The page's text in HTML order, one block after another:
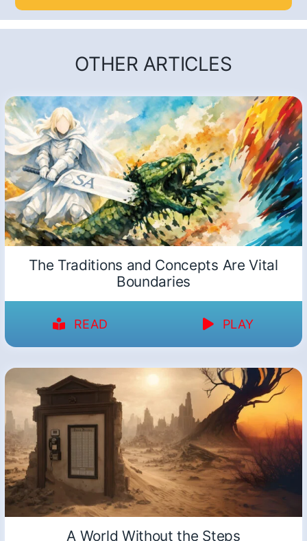
OTHER ARTICLES
The Traditions and Concepts Are Vital
Boundaries
READ PLAY
A World Without the Steps